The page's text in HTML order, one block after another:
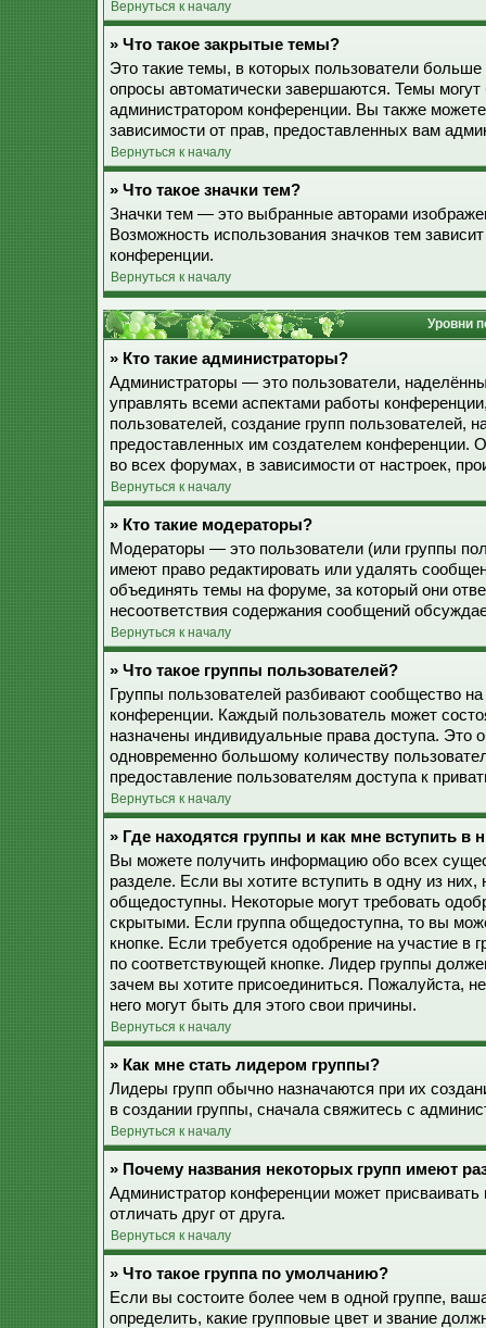
Вернуться к началу
» Что такое закрытые темы?
Это такие темы, в которых пользователи
опросы автоматически завершаются. Темы
администратором конференции. Вы также
зависимости от прав, предоставленных вам
Вернуться к началу
» Что такое значки тем?
Значки тем — это выбранные авторами
Возможность использования значков тем
конференции.
Вернуться к началу
Уровни
» Кто такие администраторы?
Администраторы — это пользователи,
управлять всеми аспектами работы
пользователей, создание групп пользователей,
предоставленных им создателем конференции.
во всех форумах, в зависимости от настроек,
Вернуться к началу
» Кто такие модераторы?
Модераторы — это пользователи (или группы
имеют право редактировать или удалять
объединять темы на форуме, за который они
несоответствия содержания сообщений
Вернуться к началу
» Что такое группы пользователей?
Группы пользователей разбивают сообщество
конференции. Каждый пользователь может
назначены индивидуальные права доступа. Это
одновременно большому количеству
предоставление пользователям доступа к
Вернуться к началу
» Где находятся группы и как мне вступить в
Вы можете получить информацию обо всех
разделе. Если вы хотите вступить в одну из
общедоступны. Некоторые могут требовать
скрытыми. Если группа общедоступна, то вы
кнопке. Если требуется одобрение на участие в
по соответствующей кнопке. Лидер группы
зачем вы хотите присоединиться. Пожалуйста,
него могут быть для этого свои причины.
Вернуться к началу
» Как мне стать лидером группы?
Лидеры групп обычно назначаются при их
в создании группы, сначала свяжитесь с
Вернуться к началу
» Почему названия некоторых групп имеют
Администратор конференции может
отличать друг от друга.
Вернуться к началу
» Что такое группа по умолчанию?
Если вы состоите более чем в одной группе,
определить, какие групповые цвет и звание